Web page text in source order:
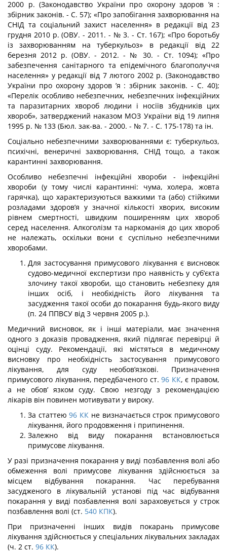
2000 р. (Законодавство України про охорону здоров ’я :
збірник законів. - С. 57); «Про запобігання захворювання на
СНІД та соціальний захист на­селення» в редакції від 23
грудня 2010 р. (ОВУ. - 2011. - № 3. - Ст. 167); «Про бо­ротьбу
із захворюванням на туберкульоз» в редакції від 22
березня 2012 р. (ОВУ. - 2012. - № 30. - Ст. 1094); «Про
забезпечення санітарного та епідемічного благопо­луччя
населення» у редакції від 7 лютого 2002 р. (Законодавство
України про охорону здоров ’я : збірник законів. - С. 40);
«Перелік особливо небезпечних, небез­печних інфекційних
та паразитарних хвороб людини і носіїв збудників цих
хвороб», затверджений наказом МОЗ України від 19 липня
1995 р. № 133 (Бюл. зак-ва. - 2000. - № 7. - С. 175-178) та ін.
Соціально небезпечними захворюваннями є: туберкульоз,
психічні, венеричні за­хворювання, СНІД тощо, а також
карантинні захворювання.
Особливо небезпечні інфекційні хвороби - інфекційні
хвороби (у тому числі каран­тинні: чума, холера, жовта
гарячка), що характеризуються важкими та (або) стійкими
розладами здоров’я у значної кількості хворих, високим
рівнем смертності, швидким поширенням цих хвороб
серед населення. Алкоголізм та наркоманія до цих хвороб
не належать, оскільки вони є суспільно небезпечними
хворобами.
Для застосування примусового лікування є висновок
судово-медичної експер­тизи про наявність у суб’єкта
злочину такої хвороби, що становить небезпеку для
інших осіб, і необхідність його лікування та
засудження такої особи до покарання будь-якого виду
(п. 24 ППВСУ від 3 червня 2005 р.).
Медичний висновок, як і інші матеріали, має значення
одного з доказів проваджен­ня, який підлягає перевірці й
оцінці суду. Рекомендації, які містяться в медичному
висновку про необхідність застосування примусового
лікування, для суду необов’язкові. Призначення
примусового лікування, передбаченого ст. 96 КК, є правом,
а не обов’ язком суду. Свою незгоду з рекомендацією
лікарів він повинен мотивувати у вироку.
За статтею 96 КК не визначається строк примусового
лікування, його продов­ження і припинення.
Залежно від виду покарання встановлюється
примусове лікування.
У разі призначення покарання у виді позбавлення волі або
обмеження волі при­мусове лікування здійснюється за
місцем відбування покарання. Час перебування
засудженого в лікувальній установі під час відбування
покарання у виді позбавлення волі зараховується у строк
позбавлення волі (ст. 540 КПК).
При призначенні інших видів покарань примусове
лікування здійснюється у спе­ціальних лікувальних закладах
(ч. 2 ст. 96 КК).